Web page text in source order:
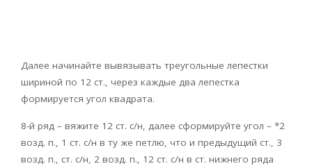
Далее начинайте вывязывать треугольные лепестки
шириной по 12 ст., через каждые два лепестка
формируется угол квадрата.
8-й ряд – вяжите 12 ст. с/н, далее сформируйте угол – *2
возд. п., 1 ст. с/н в ту же петлю, что и предыдущий ст., 3
возд. п., ст. с/н, 2 возд. п., 12 ст. с/н в ст. нижнего ряда